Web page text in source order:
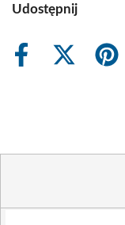
Udostępnij
Share
Share